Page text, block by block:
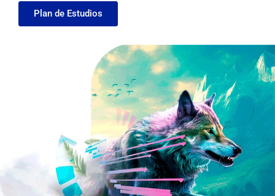
Plan de Estudios